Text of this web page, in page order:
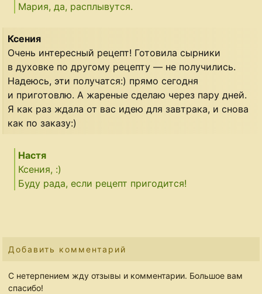
Мария, да, расплывутся.
Ксения
Очень интересный рецепт! Готовила сырники
в духовке по другому рецепту — не получились.
Надеюсь, эти получатся:) прямо сегодня
и приготовлю. А жареные сделаю через пару дней.
Я как раз ждала от вас идею для завтрака, и снова
как по заказу:)
Настя
Ксения, :)
Буду рада, если рецепт пригодится!
Добавить комментарий
С нетерпением жду отзывы и комментарии. Большое вам
спасибо!